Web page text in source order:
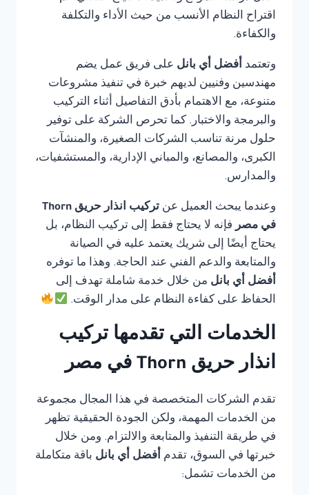
اقتراح النظام الأنسب من حيث الأداء والتكلفة
والكفاءة.
وتعتمد أفضل أي بانل على فريق عمل يضم
مهندسين وفنيين لديهم خبرة في تنفيذ مشروعات
متنوعة، مع الاهتمام بأدق التفاصيل أثناء التركيب
والبرمجة والاختبار. كما تحرص الشركة على توفير
حلول مرنة تناسب الشركات الصغيرة، والمنشآت
الكبرى، والمصانع، والمباني الإدارية، والمستشفيات،
والمدارس.
وعندما يبحث العميل عن
تركيب انذار حريق Thorn
في مصر فإنه لا يحتاج فقط إلى تركيب النظام، بل
يحتاج أيضًا إلى شريك يعتمد عليه في الصيانة
والمتابعة والدعم الفني عند الحاجة. وهذا ما توفره
أفضل أي بانل من خلال خدمة شاملة تهدف إلى
الحفاظ على كفاءة النظام على مدار الوقت.
الخدمات التي تقدمها تركيب
انذار حريق Thorn في مصر
تقدم الشركات المتخصصة في هذا المجال مجموعة
من الخدمات المهمة، ولكن الجودة الحقيقية تظهر
في طريقة التنفيذ والمتابعة والالتزام. ومن خلال
خبرتها في السوق، تقدم أفضل أي بانل باقة متكاملة
من الخدمات تشمل: